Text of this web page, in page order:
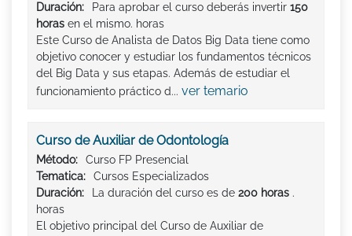
Duración:
Para aprobar el curso deberás invertir 150
horas en el mismo. horas
Este Curso de Analista de Datos Big Data tiene como
objetivo conocer y estudiar los fundamentos técnicos
del Big Data y sus etapas. Además de estudiar el
funcionamiento práctico d... ver temario
Curso de Auxiliar de Odontología
Método:
Curso FP Presencial
Tematica:
Cursos Especializados
Duración:
La duración del curso es de 200 horas .
horas
El objetivo principal del Curso de Auxiliar de